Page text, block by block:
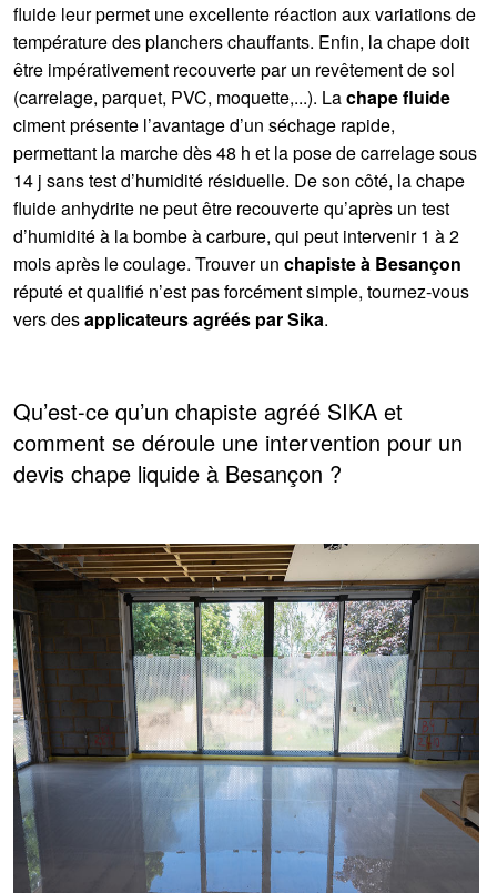
fluide leur permet une excellente réaction aux variations de
température des planchers chauffants. Enfin, la chape doit
être impérativement recouverte par un revêtement de sol
(carrelage, parquet, PVC, moquette,...). Lachape fluide
ciment présente l’avantage d’un séchage rapide,
permettant la marche dès 48 h et la pose de carrelage sous
14 j sans test d’humidité résiduelle. De son côté, la chape
fluide anhydrite ne peut être recouverte qu’après un test
d’humidité à la bombe à carbure, qui peut intervenir 1 à 2
mois après le coulage. Trouver un chapiste à Besançon
réputé et qualifié n’est pas forcément simple, tournez-vous
vers desapplicateurs agréés par Sika.
Qu’est-ce qu’un chapiste agréé SIKA et
comment se déroule une intervention pour un
devis chape liquide à Besançon ?